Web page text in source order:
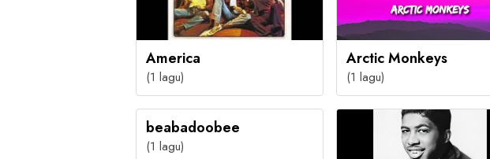
America
(1 lagu)
Arctic Monkeys
(1 lagu)
beabadoobee
(1 lagu)